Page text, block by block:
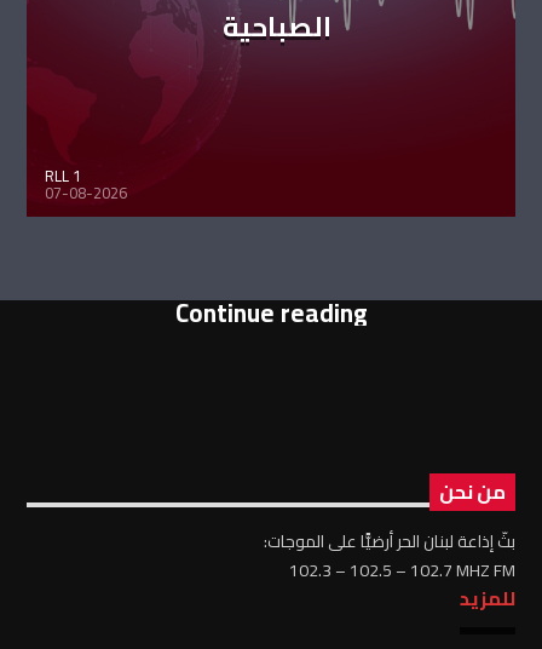
الصباحية
RLL 1
07-08-2026
Continue reading
من نحن
بثّ إذاعة لبنان الحر أرضيًّا على الموجات:
102.3 – 102.5 – 102.7 MHZ FM
للمزيد